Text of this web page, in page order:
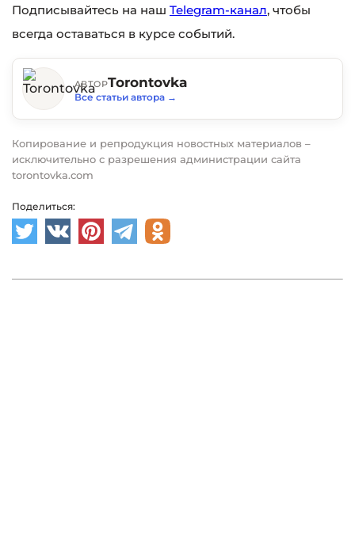
Подписывайтесь на наш Telegram-канал, чтобы
всегда оставаться в курсе событий.
АВТОРTorontovka
Все статьи автора →
Копирование и репродукция новостных материалов –
исключительно с разрешения администрации сайта
torontovka.com
Поделиться: